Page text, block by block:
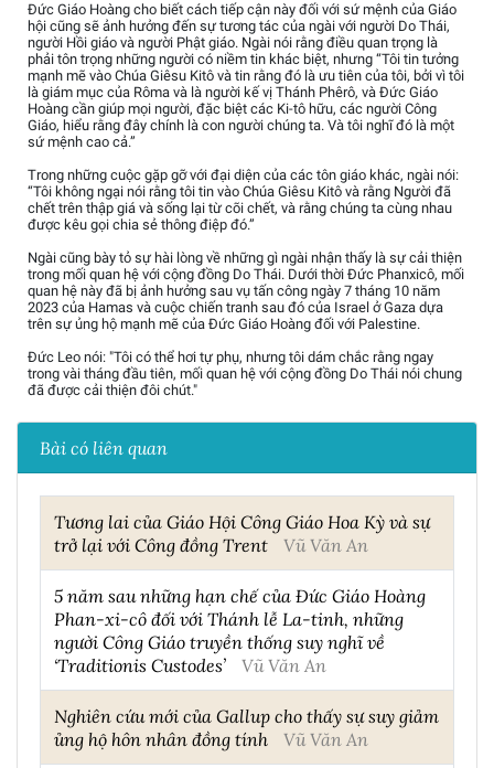
Đức Giáo Hoàng cho biết cách tiếp cận này đối với sứ mệnh của Giáo
hội cũng sẽ ảnh hưởng đến sự tương tác của ngài với người Do Thái,
người Hồi giáo và người Phật giáo. Ngài nói rằng điều quan trọng là
phải tôn trọng những người có niềm tin khác biệt, nhưng “Tôi tin tưởng
mạnh mẽ vào Chúa Giêsu Kitô và tin rằng đó là ưu tiên của tôi, bởi vì tôi
là giám mục của Rôma và là người kế vị Thánh Phêrô, và Đức Giáo
Hoàng cần giúp mọi người, đặc biệt các Ki-tô hữu, các người Công
Giáo, hiểu rằng đây chính là con người chúng ta. Và tôi nghĩ đó là một
sứ mệnh cao cả.”
Trong những cuộc gặp gỡ với đại diện của các tôn giáo khác, ngài nói:
“Tôi không ngại nói rằng tôi tin vào Chúa Giêsu Kitô và rằng Người đã
chết trên thập giá và sống lại từ cõi chết, và rằng chúng ta cùng nhau
được kêu gọi chia sẻ thông điệp đó.”
Ngài cũng bày tỏ sự hài lòng về những gì ngài nhận thấy là sự cải thiện
trong mối quan hệ với cộng đồng Do Thái. Dưới thời Đức Phanxicô, mối
quan hệ này đã bị ảnh hưởng sau vụ tấn công ngày 7 tháng 10 năm
2023 của Hamas và cuộc chiến tranh sau đó của Israel ở Gaza dựa
trên sự ủng hộ mạnh mẽ của Đức Giáo Hoàng đối với Palestine.
Đức Leo nói: "Tôi có thể hơi tự phụ, nhưng tôi dám chắc rằng ngay
trong vài tháng đầu tiên, mối quan hệ với cộng đồng Do Thái nói chung
đã được cải thiện đôi chút."
Bài có liên quan
Tương lai của Giáo Hội Công Giáo Hoa Kỳ và sự
trở lại với Công đồng Trent
Vũ Văn An
5 năm sau những hạn chế của Đức Giáo Hoàng
Phan-xi-cô đối với Thánh lễ La-tinh, những
người Công Giáo truyền thống suy nghĩ về
‘Traditionis Custodes’
Vũ Văn An
Nghiên cứu mới của Gallup cho thấy sự suy giảm
ủng hộ hôn nhân đồng tính
Vũ Văn An